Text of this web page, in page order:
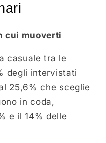
cui muoverti
casuale tra le
degli intervistati
25,6% che sceglie
in coda,
e il 14% delle